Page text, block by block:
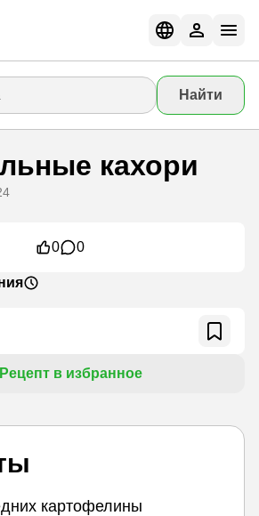
Найти
кахори
0 0
Рецепт в избранное
картофелины